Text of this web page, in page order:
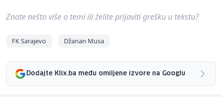
Znate nešto više o temi ili želite prijaviti grešku u tekstu?
FK Sarajevo Džanan Musa
Dodajte Klix.ba među omiljene izvore na Googlu